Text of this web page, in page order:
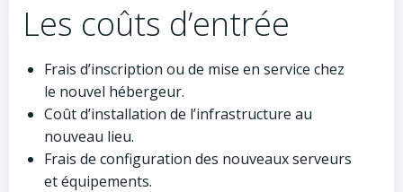
Les coûts d’entrée
Frais d’inscription ou de mise en service chez
le nouvel hébergeur.
Coût d’installation de l’infrastructure au
nouveau lieu.
Frais de configuration des nouveaux serveurs
et équipements.